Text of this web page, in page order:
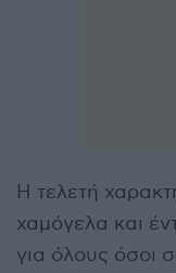
Η τελετή
χαμόγελα και
για όλους όσοι